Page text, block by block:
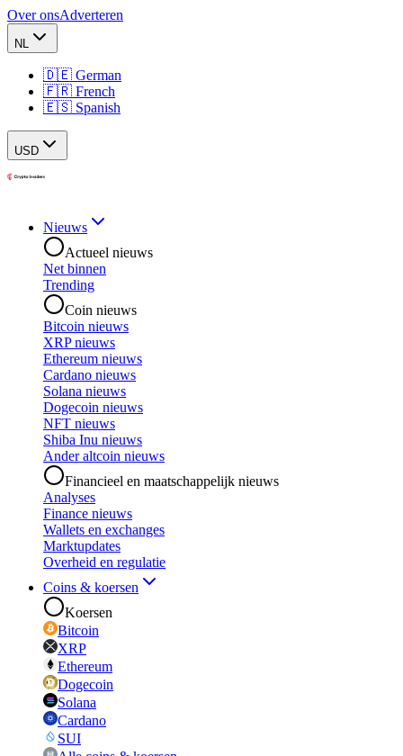
Over onsAdverteren
NL
🇩🇪 German
🇫🇷 French
🇪🇸 Spanish
USD
Nieuws
Actueel nieuws
Net binnen
Trending
Coin nieuws
Bitcoin nieuws
XRP nieuws
Ethereum nieuws
Cardano nieuws
Solana nieuws
Dogecoin nieuws
NFT nieuws
Shiba Inu nieuws
Ander altcoin nieuws
Financieel en maatschappelijk nieuws
Analyses
Finance nieuws
Wallets en exchanges
Marktupdates
Overheid en regulatie
Coins & koersen
Koersen
Bitcoin
XRP
Ethereum
Dogecoin
Solana
Cardano
SUI